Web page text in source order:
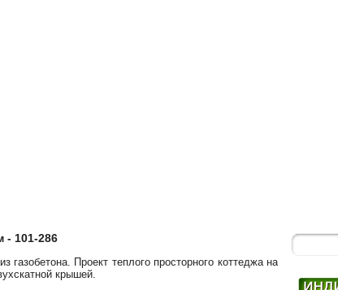
- 101-286
газобетона. Проект теплого просторного коттеджа на
крышей.